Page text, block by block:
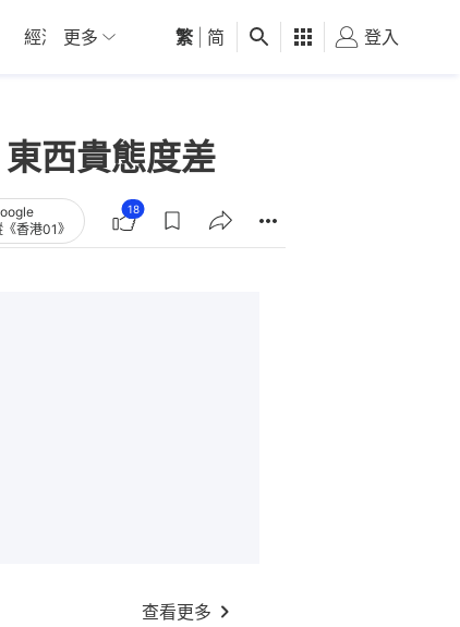
經濟 01深圳 觀點 健康 好食玩飛
更多 繁 简 登入
西貴態度差
香港01》
18
查看更多